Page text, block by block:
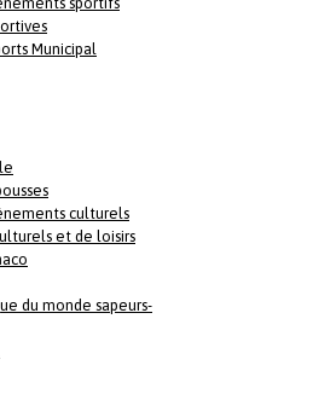
Municipal
culturels
et de loisirs
du monde sapeurs-